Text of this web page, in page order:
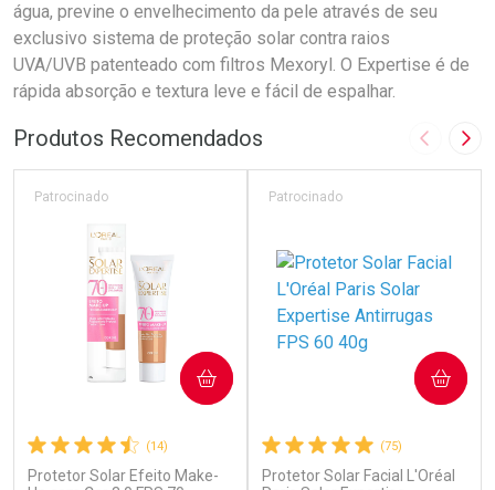
água, previne o envelhecimento da pele através de seu
exclusivo sistema de proteção solar contra raios
UVA/UVB patenteado com filtros Mexoryl. O Expertise é de
rápida absorção e textura leve e fácil de espalhar.
Produtos Recomendados Imagem
(14)
Protetor Solar Efeito Make-
Patrocinado
COMPRAR
(75)
Protetor Solar Facial L'Oréal
Patrocinado
COMPRAR